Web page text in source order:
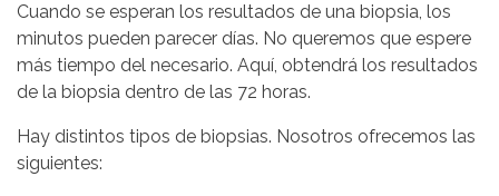
Cuando se esperan los resultados de una biopsia, los
minutos pueden parecer días. No queremos que espere
más tiempo del necesario. Aquí, obtendrá los resultados
de la biopsia dentro de las 72 horas.
Hay distintos tipos de biopsias. Nosotros ofrecemos las
siguientes: